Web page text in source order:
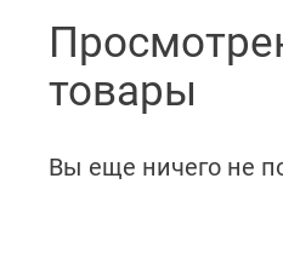
товары
Вы еще ничего не